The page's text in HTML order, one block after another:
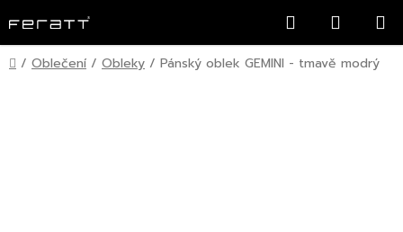
na
obsah
Hledat
KOŠÍK
Domů
/ Oblečení / Obleky / Pánský oblek GEMINI - tmavě modrý